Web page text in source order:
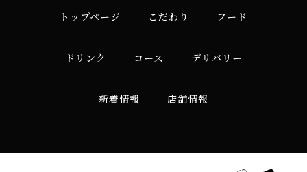
トップページ こだわり フード
ドリンク コース デリバリー
新着情報 店舗情報